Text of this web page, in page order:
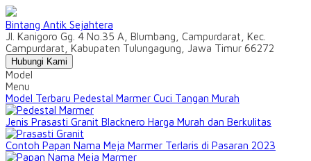
Bintang Antik Sejahtera
Jl. Kanigoro Gg. 4 No.35 A, Blumbang, Campurdarat, Kec.
Campurdarat, Kabupaten Tulungagung, Jawa Timur 66272
Hubungi Kami
Model
Menu
Model Terbaru Pedestal Marmer Cuci Tangan Murah
Jenis Prasasti Granit Blacknero Harga Murah dan Berkulitas
Contoh Papan Nama Meja Marmer Terlaris di Pasaran 2023